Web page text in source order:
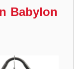
Babylon